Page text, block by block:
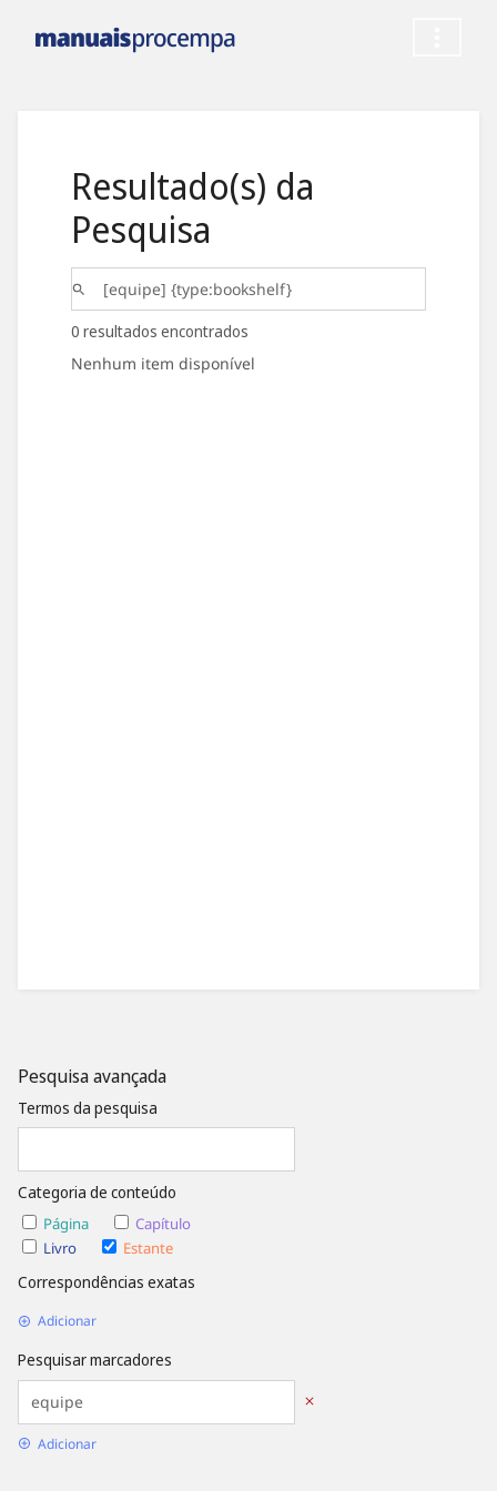
Pesquisa avançada
Termos da pesquisa
Categoria de conteúdo
Página
Capítulo
Livro
Estante
Correspondências exatas
Adicionar
Pesquisar marcadores
Adicionar
Resultado(s) da
Pesquisa
0 resultados encontrados
Nenhum item disponível